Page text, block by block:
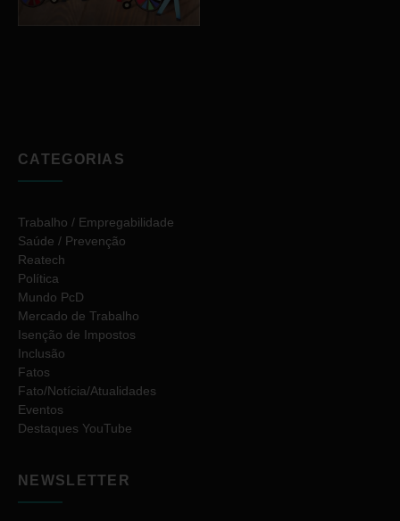
CATEGORIAS
Trabalho / Empregabilidade
Saúde / Prevenção
Reatech
Política
Mundo PcD
Mercado de Trabalho
Isenção de Impostos
Inclusão
Fatos
Fato/Notícia/Atualidades
Eventos
Destaques YouTube
NEWSLETTER